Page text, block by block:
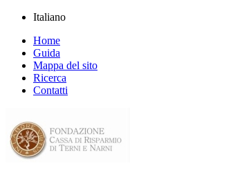
Italiano
Home
Guida
Mappa del sito
Ricerca
Contatti